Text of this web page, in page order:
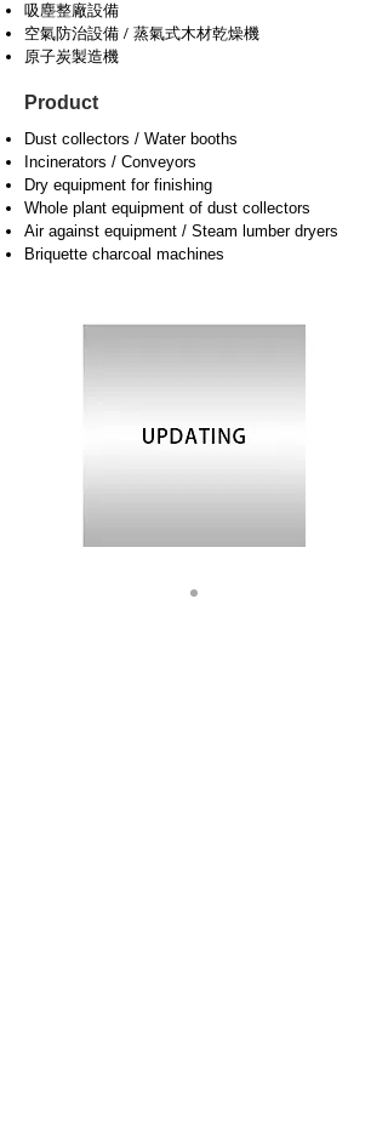
吸塵整廠設備
空氣防治設備 / 蒸氣式木材乾燥機
原子炭製造機
Product
Dust collectors / Water booths
Incinerators / Conveyors
Dry equipment for finishing
Whole plant equipment of dust collectors
Air against equipment / Steam lumber dryers
Briquette charcoal machines